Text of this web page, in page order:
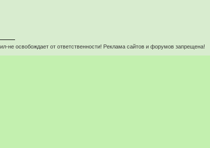
не освобождает от ответственности! Реклама сайтов и форумов запрещена!